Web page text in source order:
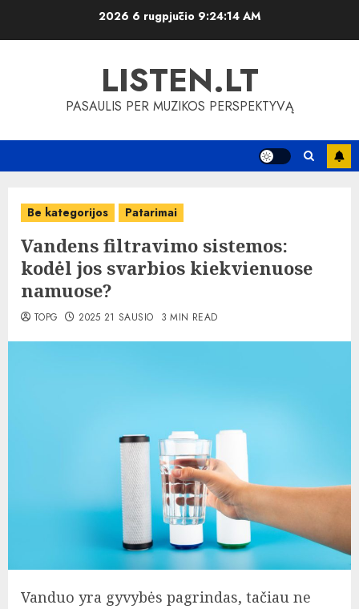
2026 6 rugpjūčio 9:24:15 AM
LISTEN.LT
PASAULIS PER MUZIKOS PERSPEKTYVĄ
Be kategorijos Patarimai
Vandens filtravimo sistemos:
kodėl jos svarbios kiekvienuose
namuose?
TOPG 2025 21 SAUSIO 3 MIN READ
Vanduo yra gyvybės pagrindas, tačiau ne